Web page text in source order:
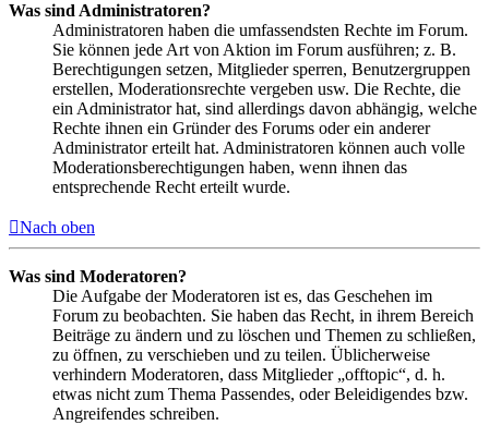
Was sind Administratoren?
Administratoren haben die umfassendsten Rechte im Forum.
Sie können jede Art von Aktion im Forum ausführen; z. B.
Berechtigungen setzen, Mitglieder sperren, Benutzergruppen
erstellen, Moderationsrechte vergeben usw. Die Rechte, die
ein Administrator hat, sind allerdings davon abhängig, welche
Rechte ihnen ein Gründer des Forums oder ein anderer
Administrator erteilt hat. Administratoren können auch volle
Moderationsberechtigungen haben, wenn ihnen das
entsprechende Recht erteilt wurde.
Nach oben
Was sind Moderatoren?
Die Aufgabe der Moderatoren ist es, das Geschehen im
Forum zu beobachten. Sie haben das Recht, in ihrem Bereich
Beiträge zu ändern und zu löschen und Themen zu schließen,
zu öffnen, zu verschieben und zu teilen. Üblicherweise
verhindern Moderatoren, dass Mitglieder „offtopic“, d. h.
etwas nicht zum Thema Passendes, oder Beleidigendes bzw.
Angreifendes schreiben.